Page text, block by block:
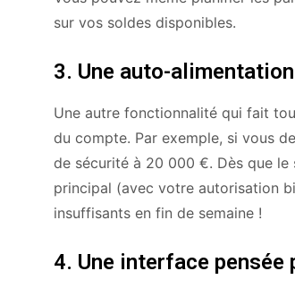
sur vos soldes disponibles.
3. Une auto-
Une autre fonctionnalité qui fait
du compte. Par exemple, si vous
de sécurité à 20 000 €. Dès que
principal (avec votre autorisation
insuffisants en fin de semaine !
4. Une interface pensée